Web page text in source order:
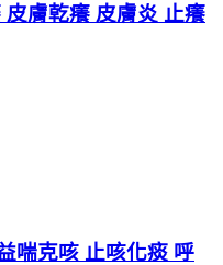
膚乾癢 皮膚炎 止癢
喘克咳 止咳化痰 呼